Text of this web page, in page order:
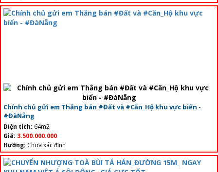
Chính chủ gửi em Thắng bán #Đất và #Căn_Hộ khu vực biển -
#ĐàNẵng
Diện tích: 64m2
Giá: 3.500.000.000
Hướng: Chưa xác định